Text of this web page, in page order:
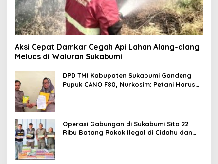
Aksi Cepat Damkar Cegah Api Lahan Alang-alang
Meluas di Waluran Sukabumi
DPD TMI Kabupaten Sukabumi Gandeng
Pupuk CANO F80, Nurkosim: Petani Harus
Operasi Gabungan di Sukabumi Sita 22
Ribu Batang Rokok Ilegal di Cidahu dan